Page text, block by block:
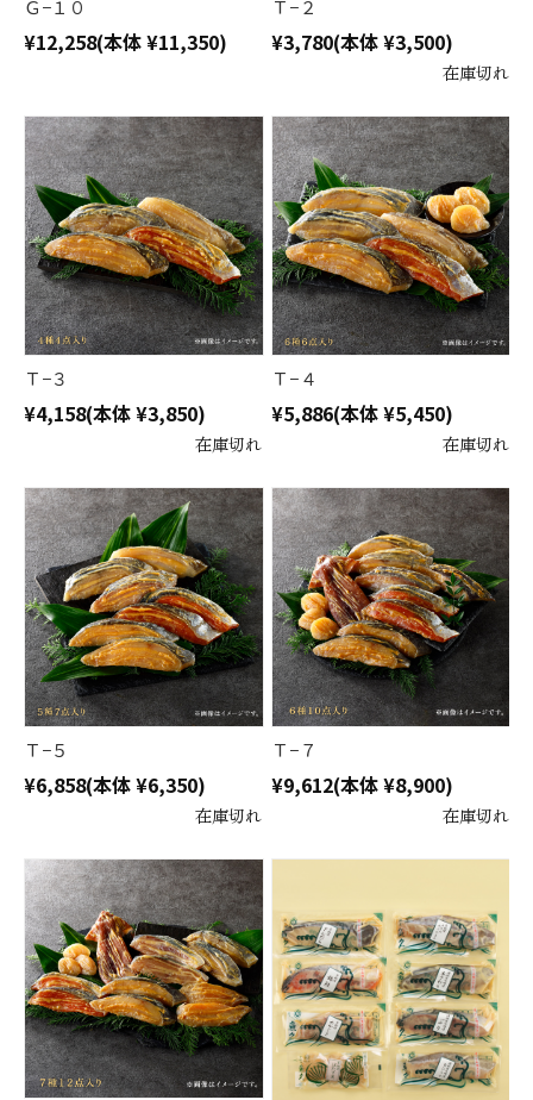
Ｇ−１０
¥12,258(本体 ¥11,350)
Ｔ−２
¥3,780(本体 ¥3,500)
在庫切れ
Ｔ−３
¥4,158(本体 ¥3,850)
在庫切れ
Ｔ−４
¥5,886(本体 ¥5,450)
在庫切れ
Ｔ−５
¥6,858(本体 ¥6,350)
在庫切れ
Ｔ−７
¥9,612(本体 ¥8,900)
在庫切れ